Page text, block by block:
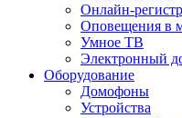
Онлайн-
Оповещения в
Умное ТВ
Электронный
Оборудование
Домофоны
Устройства